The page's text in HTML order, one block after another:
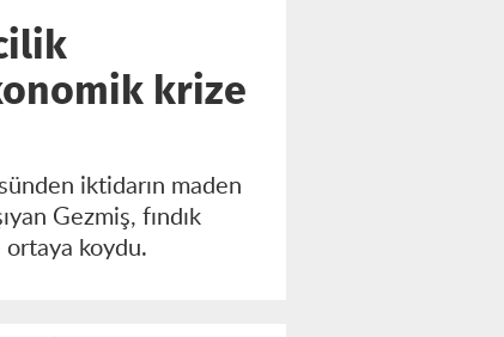
krize
iktidarın maden
Gezmiş, fındık
ortaya koydu.